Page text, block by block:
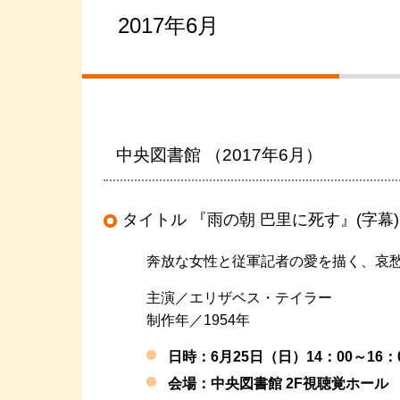
2017年6月
中央図書館 （2017年6月）
タイトル 『雨の朝 巴里に死す』(字幕)
奔放な女性と従軍記者の愛を描く、哀
主演／エリザベス・テイラー
制作年／1954年
日時：6月25日（日）14：00～16
会場：中央図書館 2F視聴覚ホール